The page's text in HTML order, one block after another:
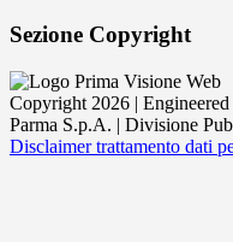
Sezione Copyright
Copyright 2026 |
Parma S.p.A. | Divisione
Disclaimer trattamento dati